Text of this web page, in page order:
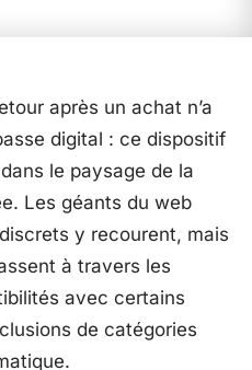
après un achat n’a
digital : ce dispositif
le paysage de la
Les géants du web
y recourent, mais
à travers les
avec certains
de catégories